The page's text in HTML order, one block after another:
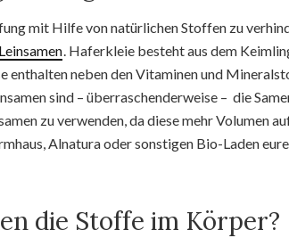
mit Hilfe von natürlichen Stoffen zu
. Haferkleie besteht aus dem
enthalten neben den Vitaminen und
sind – überraschenderweise – die
zu verwenden, da diese mehr Volumen
Alnatura oder sonstigen Bio-Laden
die Stoffe im Körper?